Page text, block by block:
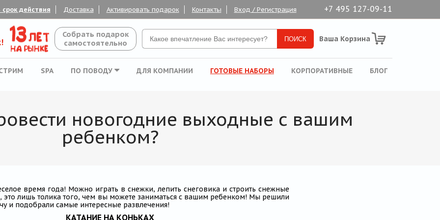
действия Доставка Активировать подарок Контакты Вход / Регистрация +7 495 127-09-11
Собрать подарок
самостоятельно
Ваша Корзина
SPA ПО ПОВОДУ ДЛЯ КОМПАНИИ ГОТОВЫЕ НАБОРЫ КОРПОРАТИВНЫЕ БЛОГ
новогодние выходные с вашим
ребенком?
время года! Можно играть в снежки, лепить снеговика и строить снежные
это лишь толика того, чем вы можете заниматься с вашим ребенком! Мы решили
и подобрали самые интересные развлечения!
КАТАНИЕ НА КОНЬКАХ